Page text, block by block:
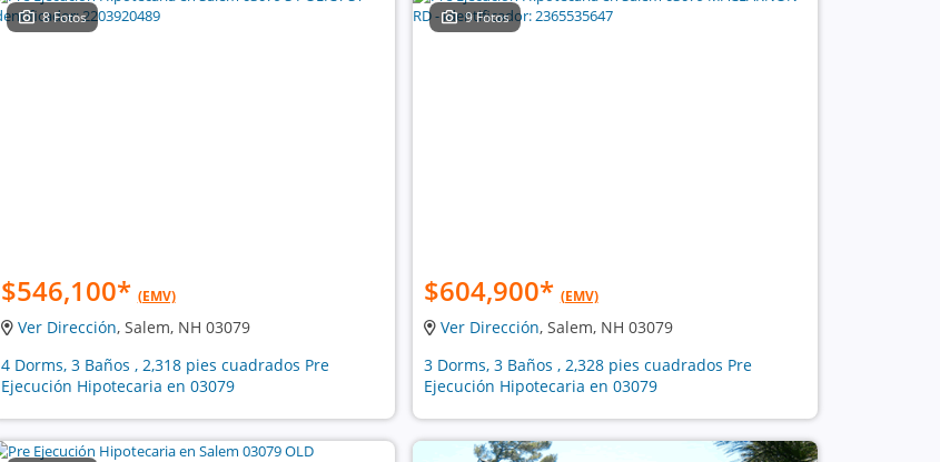
8 Fotos
$546,100* (EMV)
Ver Dirección, Salem, NH 03079
4 Dorms, 3 Baños , 2,318 pies cuadrados Pre
Ejecución Hipotecaria en 03079
9 Fotos
$604,900* (EMV)
Ver Dirección, Salem, NH 03079
3 Dorms, 3 Baños , 2,328 pies cuadrados Pre
Ejecución Hipotecaria en 03079